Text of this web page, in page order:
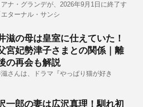
アナ・グランデが、2026年9月1日に終了す
ターナル・サンシ
滋の母は皇室に仕えていた！
宮妃勢津子さまとの関係｜離
の再会も解説
さんは、ドラマ『やっぱり猫が好き
一郎の妻は広沢真理！馴れ初